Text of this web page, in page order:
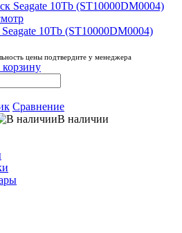
10Tb (ST10000DM0004)
цены подтвердите у менеджера
Сравнение
В наличии